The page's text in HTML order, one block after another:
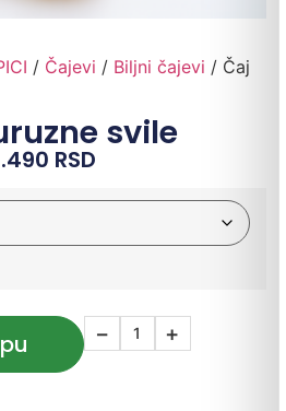
/ Čajevi / Biljni čajevi / Čaj
svile
RSD
− +